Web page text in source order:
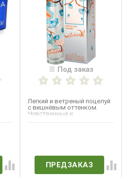
Под заказ
Легкий и ветреный поцелуй
с вишнёвым оттенком.
Чувственные и
ПРЕДЗАКАЗ